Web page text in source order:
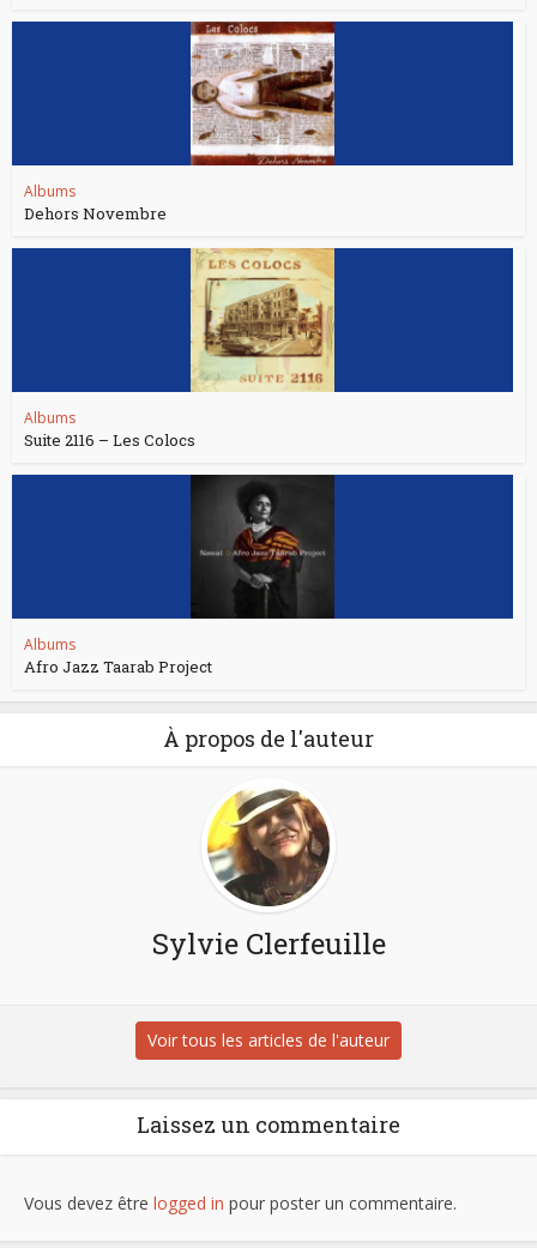
Albums
Dehors Novembre
Albums
Suite 2116 – Les Colocs
Albums
Afro Jazz Taarab Project
À propos de l'auteur
Sylvie Clerfeuille
Voir tous les articles de l'auteur
Laissez un commentaire
Vous devez être logged in pour poster un commentaire.